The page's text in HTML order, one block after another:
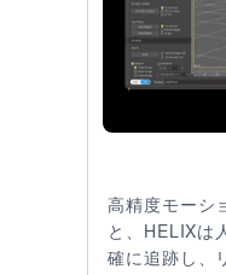
高精度モーシ
と、HELIXは
確に追跡し、